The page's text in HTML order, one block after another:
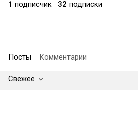
1 подписчик 32 подписки
Посты Комментарии
Свежее